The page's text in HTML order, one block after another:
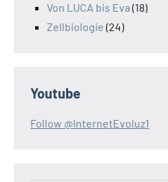
Von LUCA bis Eva (18)
Zellbiologie (24)
Youtube
Follow @InternetEvoluz1